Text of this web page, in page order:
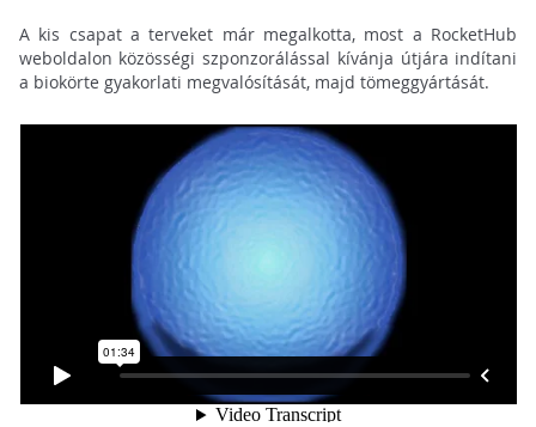
A kis csapat a terveket már megalkotta, most a RocketHub
weboldalon közösségi szponzorálással kívánja útjára indítani
a biokörte gyakorlati megvalósítását, majd tömeggyártását.